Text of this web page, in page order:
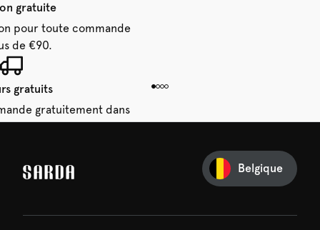
gratuite
pour toute commande
de €90.
gratuits
gratuitement dans
jours.
commande
Belgique